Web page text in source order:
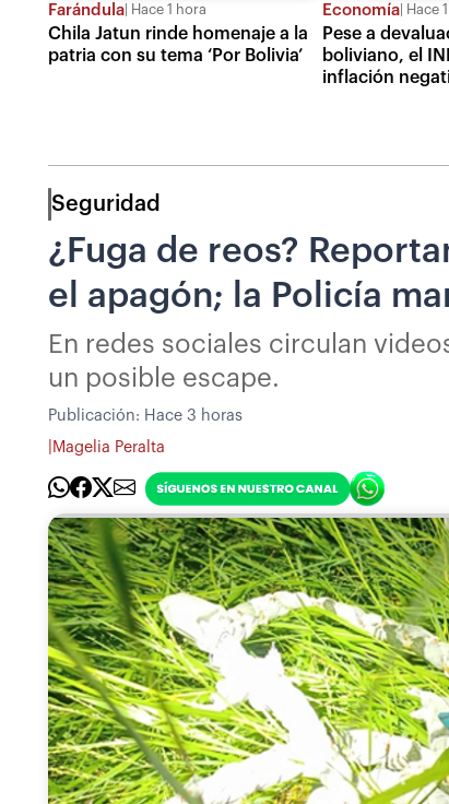
Farándula Hace 1 hora
Chila Jatun rinde homenaje a la
patria con su tema ‘Por Bolivia’
Economía Hace
Pese a
boliviano, el
inflación
Seguridad
¿Fuga de reos?
el apagón; la Policía
En redes sociales circulan
un posible escape.
Publicación: Hace 3 horas
Magelia Peralta